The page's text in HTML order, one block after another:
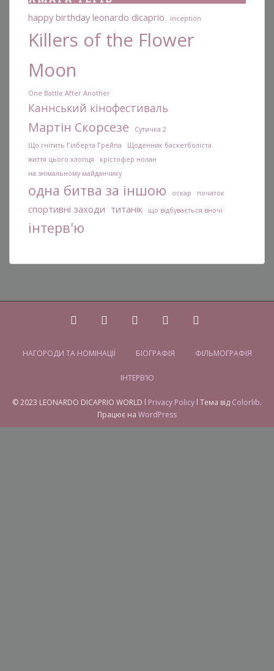
happy birthday leonardo dicaprio inception
Killers of the Flower
Moon
One Battle After Another
Каннський кінофестиваль
Мартін Скорсезе
Сутичка 2
Що гнітить Гілберта Грейпа
Щоденник баскетболіста
життя цього хлопця
крістофер нолан
на знімальному майданчику
одна битва за іншою оскар початок
спортивні заходи титанік що відбувається вночі
інтерв'ю
НАГОРОДИ ТА НОМІНАЦІЇ БІОГРАФІЯ ФІЛЬМОГРАФІЯ
ІНТЕРВ’Ю
© 2023 LEONARDO DICAPRIO WORLD l Privacy Policy l Тема від Colorlib.
Працює на WordPress